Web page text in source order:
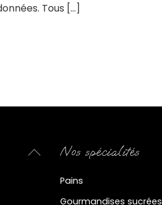
Tous […]
Back
Nos spécialités
Pains
Gourmandises sucrées